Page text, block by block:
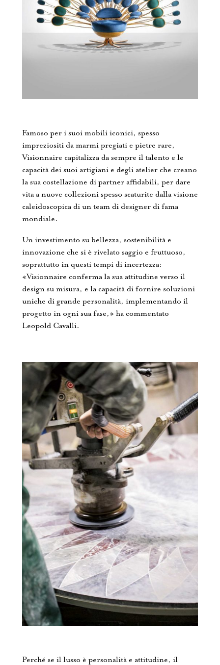
Famoso per i suoi mobili iconici, spesso
impreziositi da marmi pregiati e pietre rare,
Visionnaire capitalizza da sempre il talento e le
capacità dei suoi artigiani e degli atelier che creano
la sua costellazione di partner affidabili, per dare
vita a nuove collezioni spesso scaturite dalla visione
caleidoscopica di un team di designer di fama
mondiale.
Un investimento su bellezza, sostenibilità e
innovazione che si è rivelato saggio e fruttuoso,
soprattutto in questi tempi di incertezza:
«Visionnaire conferma la sua attitudine verso il
design su misura, e la capacità di fornire soluzioni
uniche di grande personalità, implementando il
progetto in ogni sua fase,» ha commentato
Leopold Cavalli.
Perché se il lusso è personalità e attitudine, il